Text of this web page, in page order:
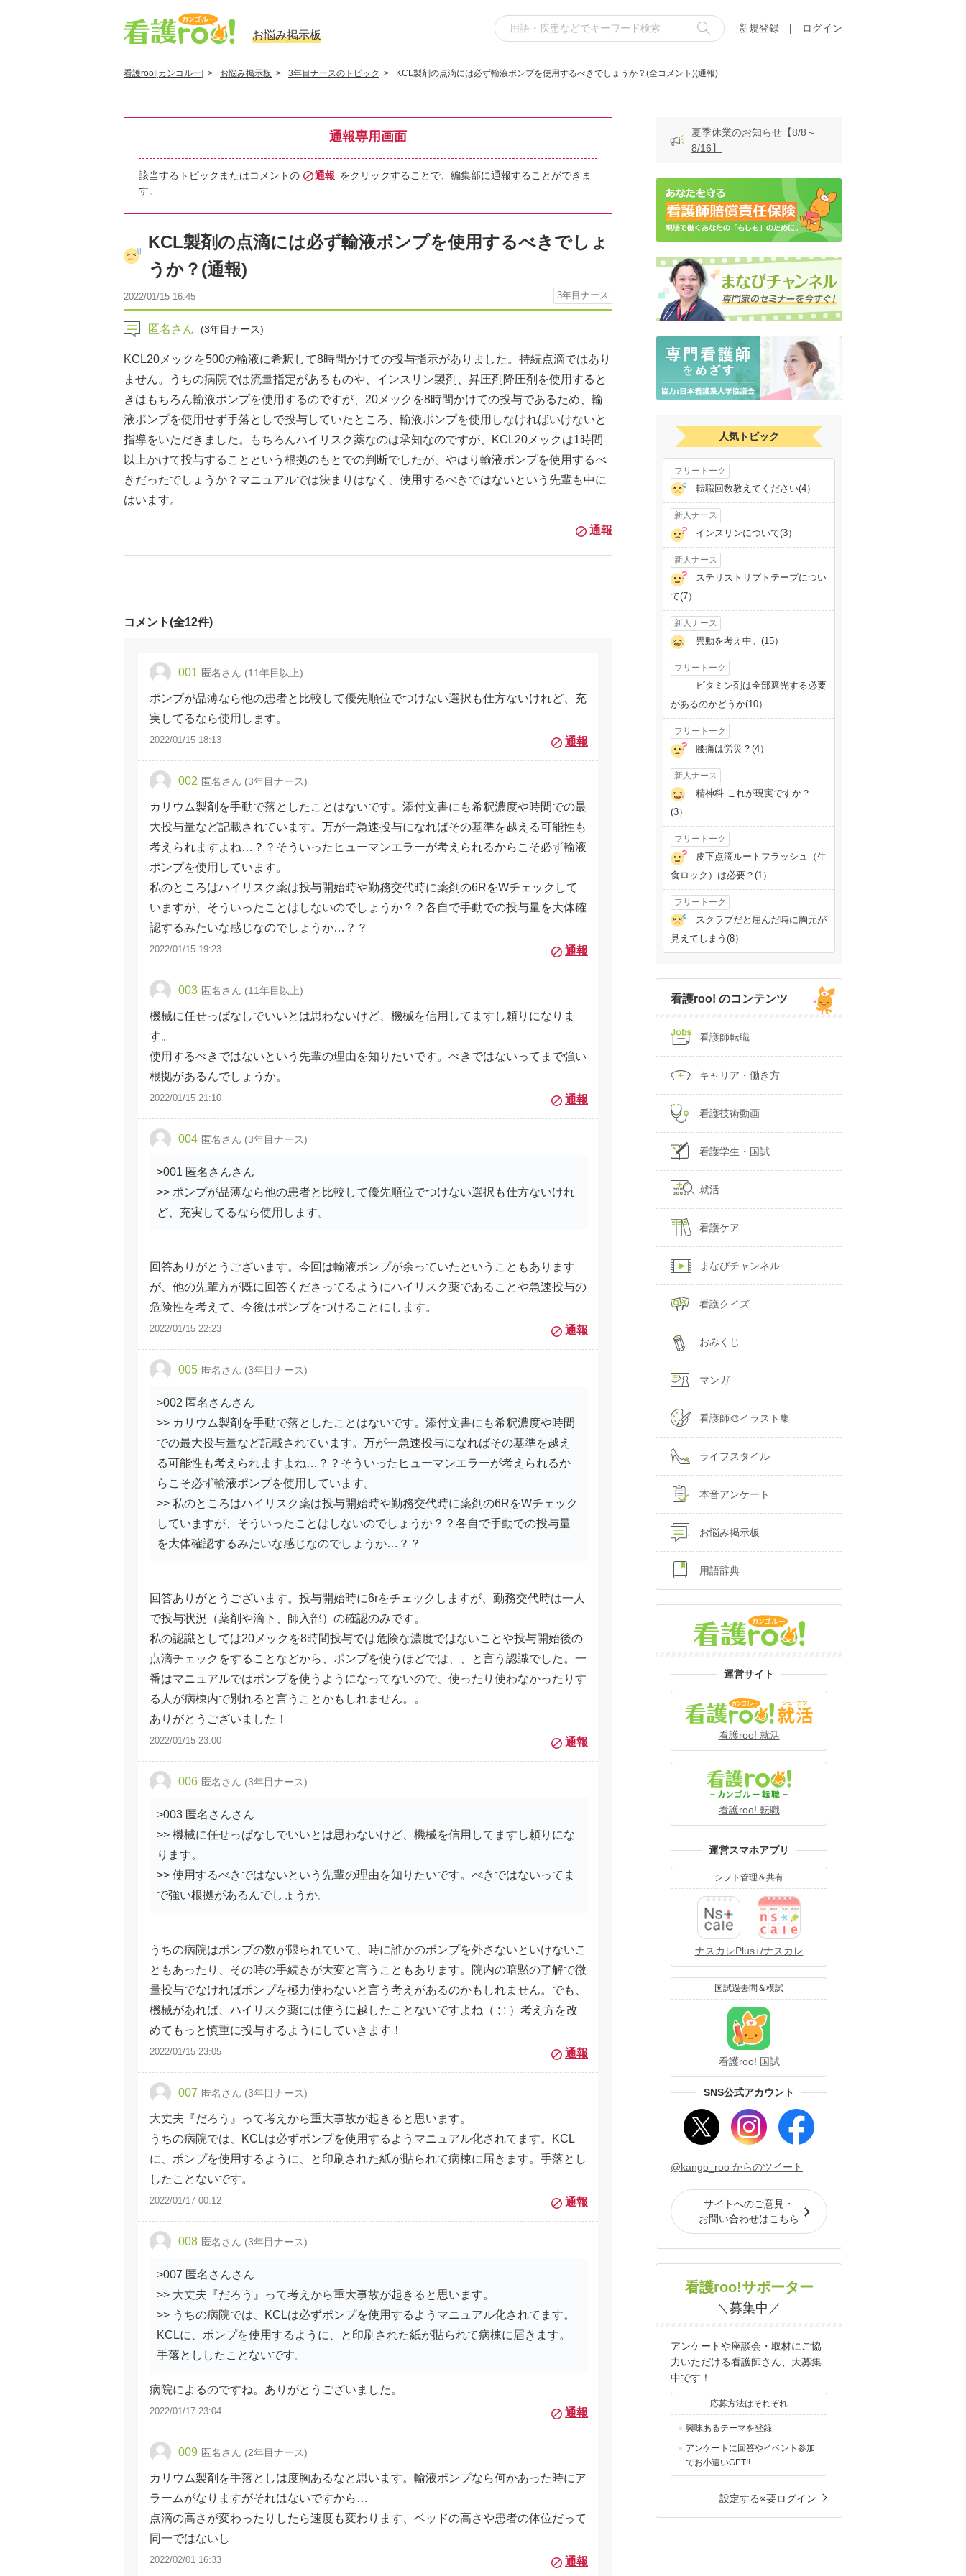
お悩み掲示板
新規登録 | ログイン
看護roo![カンゴルー] お悩み掲示板 3年目ナースのトピック KCL製剤の点滴には必ず輸液ポンプを使用するべきでしょうか？(全コメント)(通報)
通報専用画面
該当するトピックまたはコメントの 通報 をクリックすることで、編集部に通報することができま
す。
KCL製剤の点滴には必ず輸液ポンプを使用するべきでしょ
うか？(通報)
2022/01/15 16:45 3年目ナース
匿名さん (3年目ナース)
KCL20メックを500の輸液に希釈して8時間かけての投与指示がありました。持続点滴ではあり
ません。うちの病院では流量指定があるものや、インスリン製剤、昇圧剤降圧剤を使用すると
きはもちろん輸液ポンプを使用するのですが、20メックを8時間かけての投与であるため、輸
液ポンプを使用せず手落としで投与していたところ、輸液ポンプを使用しなければいけないと
指導をいただきました。もちろんハイリスク薬なのは承知なのですが、KCL20メックは1時間
以上かけて投与することという根拠のもとでの判断でしたが、やはり輸液ポンプを使用するべ
きだったでしょうか？マニュアルでは決まりはなく、使用するべきではないという先輩も中に
はいます。
通報
コメント(全12件)
001 匿名さん (11年目以上)
ポンプが品薄なら他の患者と比較して優先順位でつけない選択も仕方ないけれど、充
実してるなら使用します。
2022/01/15 18:13 通報
002 匿名さん (3年目ナース)
カリウム製剤を手動で落としたことはないです。添付文書にも希釈濃度や時間での最
大投与量など記載されています。万が一急速投与になればその基準を越える可能性も
考えられますよね…？？そういったヒューマンエラーが考えられるからこそ必ず輸液
ポンプを使用しています。
私のところはハイリスク薬は投与開始時や勤務交代時に薬剤の6RをWチェックして
いますが、そういったことはしないのでしょうか？？各自で手動での投与量を大体確
認するみたいな感じなのでしょうか…？？
2022/01/15 19:23 通報
003 匿名さん (11年目以上)
機械に任せっぱなしでいいとは思わないけど、機械を信用してますし頼りになりま
す。
使用するべきではないという先輩の理由を知りたいです。べきではないってまで強い
根拠があるんでしょうか。
2022/01/15 21:10 通報
004 匿名さん (3年目ナース)
>001 匿名さんさん
>> ポンプが品薄なら他の患者と比較して優先順位でつけない選択も仕方ないけれ
ど、充実してるなら使用します。
回答ありがとうございます。今回は輸液ポンプが余っていたということもあります
が、他の先輩方が既に回答くださってるようにハイリスク薬であることや急速投与の
危険性を考えて、今後はポンプをつけることにします。
2022/01/15 22:23 通報
005 匿名さん (3年目ナース)
>002 匿名さんさん
>> カリウム製剤を手動で落としたことはないです。添付文書にも希釈濃度や時間
での最大投与量など記載されています。万が一急速投与になればその基準を越え
る可能性も考えられますよね…？？そういったヒューマンエラーが考えられるか
らこそ必ず輸液ポンプを使用しています。
>> 私のところはハイリスク薬は投与開始時や勤務交代時に薬剤の6RをWチェック
していますが、そういったことはしないのでしょうか？？各自で手動での投与量
を大体確認するみたいな感じなのでしょうか…？？
回答ありがとうございます。投与開始時に6rをチェックしますが、勤務交代時は一人
で投与状況（薬剤や滴下、師入部）の確認のみです。
私の認識としては20メックを8時間投与では危険な濃度ではないことや投与開始後の
点滴チェックをすることなどから、ポンプを使うほどでは、、と言う認識でした。一
番はマニュアルではポンプを使うようになってないので、使ったり使わなかったりす
る人が病棟内で別れると言うことかもしれません。。
ありがとうございました！
2022/01/15 23:00 通報
006 匿名さん (3年目ナース)
>003 匿名さんさん
>> 機械に任せっぱなしでいいとは思わないけど、機械を信用してますし頼りにな
ります。
>> 使用するべきではないという先輩の理由を知りたいです。べきではないってま
で強い根拠があるんでしょうか。
うちの病院はポンプの数が限られていて、時に誰かのポンプを外さないといけないこ
ともあったり、その時の手続きが大変と言うこともあります。院内の暗黙の了解で微
量投与でなければポンプを極力使わないと言う考えがあるのかもしれません。でも、
機械があれば、ハイリスク薬には使うに越したことないですよね（ ; ; ）考え方を改
めてもっと慎重に投与するようにしていきます！
2022/01/15 23:05 通報
007 匿名さん (3年目ナース)
大丈夫『だろう』って考えから重大事故が起きると思います。
うちの病院では、KCLは必ずポンプを使用するようマニュアル化されてます。KCL
に、ポンプを使用するように、と印刷された紙が貼られて病棟に届きます。手落とし
したことないです。
2022/01/17 00:12 通報
008 匿名さん (3年目ナース)
>007 匿名さんさん
>> 大丈夫『だろう』って考えから重大事故が起きると思います。
>> うちの病院では、KCLは必ずポンプを使用するようマニュアル化されてます。
KCLに、ポンプを使用するように、と印刷された紙が貼られて病棟に届きます。
手落とししたことないです。
病院によるのですね。ありがとうございました。
2022/01/17 23:04 通報
009 匿名さん (2年目ナース)
カリウム製剤を手落としは度胸あるなと思います。輸液ポンプなら何かあった時にア
ラームがなりますがそれはないですから…
点滴の高さが変わったりしたら速度も変わります、ベッドの高さや患者の体位だって
同一ではないし
2022/02/01 16:33 通報
夏季休業のお知らせ【8/8～
8/16】
人気トピック
フリートーク
転職回数教えてください(4）
新人ナース
インスリンについて(3）
新人ナース
ステリストリプトテープについ
て(7）
新人ナース
異動を考え中。(15）
フリートーク
ビタミン剤は全部遮光する必要
があるのかどうか(10）
フリートーク
腰痛は労災？(4）
新人ナース
精神科 これが現実ですか？
(3）
フリートーク
皮下点滴ルートフラッシュ（生
食ロック）は必要？(1）
フリートーク
スクラブだと屈んだ時に胸元が
見えてしまう(8）
看護roo! のコンテンツ
看護師転職
キャリア・働き方
看護技術動画
看護学生・国試
就活
看護ケア
まなびチャンネル
看護クイズ
おみくじ
マンガ
看護師🎨イラスト集
ライフスタイル
本音アンケート
お悩み掲示板
用語辞典
運営サイト
看護roo! 就活
看護roo! 転職
運営スマホアプリ
シフト管理＆共有
ナスカレPlus+/ナスカレ
国試過去問＆模試
看護roo! 国試
SNS公式アカウント
@kango_roo からのツイート
サイトへのご意見・
お問い合わせはこちら
看護roo!サポーター
＼募集中／
アンケートや座談会・取材にご協
力いただける看護師さん、大募集
中です！
応募方法はそれぞれ
興味あるテーマを登録
アンケートに回答やイベント参加
でお小遣いGET!!
設定する※要ログイン